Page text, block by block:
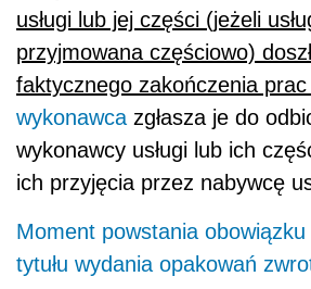
usługi lub jej części (jeżeli
przyjmowana częściowo)
faktycznego zakończenia
wykonawca zgłasza je do
wykonawcy usługi lub ich
ich przyjęcia przez nabywcę
Moment powstania
tytułu wydania opakowań